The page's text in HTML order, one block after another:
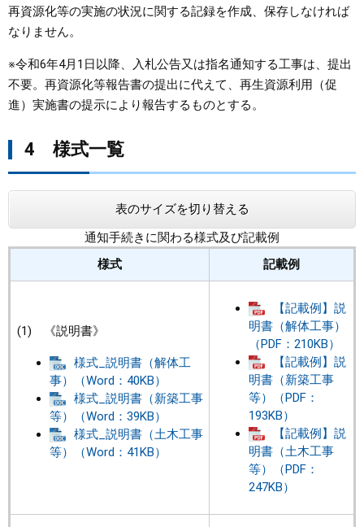
再資源化等の実施の状況に関する記録を作成、保存しなければ
なりません。
※令和6年4月1日以降、入札公告又は指名通知する工事は、提出
不要。再資源化等報告書の提出に代えて、再生資源利用（促
進）実施書の提示により報告するものとする。
4 様式一覧
表のサイズを切り替える
通知手続きに関わる様式及び記載例
様式
記載例
(1) 《説明書》
様式_説明書（解体工
事）（Word：40KB）
様式_説明書（新築工事
等）（Word：39KB）
様式_説明書（土木工事
等）（Word：41KB）
【記載例】説
明書（解体工事）
（PDF：210KB）
【記載例】説
明書（新築工事
等）（PDF：
193KB）
【記載例】説
明書（土木工事
等）（PDF：
247KB）